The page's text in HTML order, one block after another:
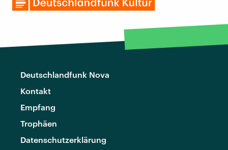
Deutschlandfunk Nova
Kontakt
Empfang
Trophäen
Datenschutzerklärung